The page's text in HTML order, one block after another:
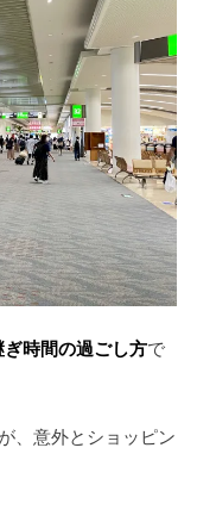
時間の過ごし方で
、意外とショッピン